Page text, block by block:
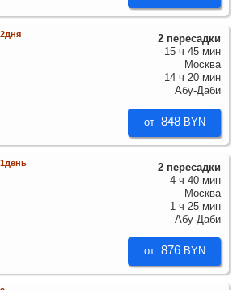
от 848 BYN
2 пересадки
15 ч 45 мин
Москва
14 ч 20 мин
Абу-Даби
от 876 BYN
2 пересадки
4 ч 40 мин
Москва
1 ч 25 мин
Абу-Даби